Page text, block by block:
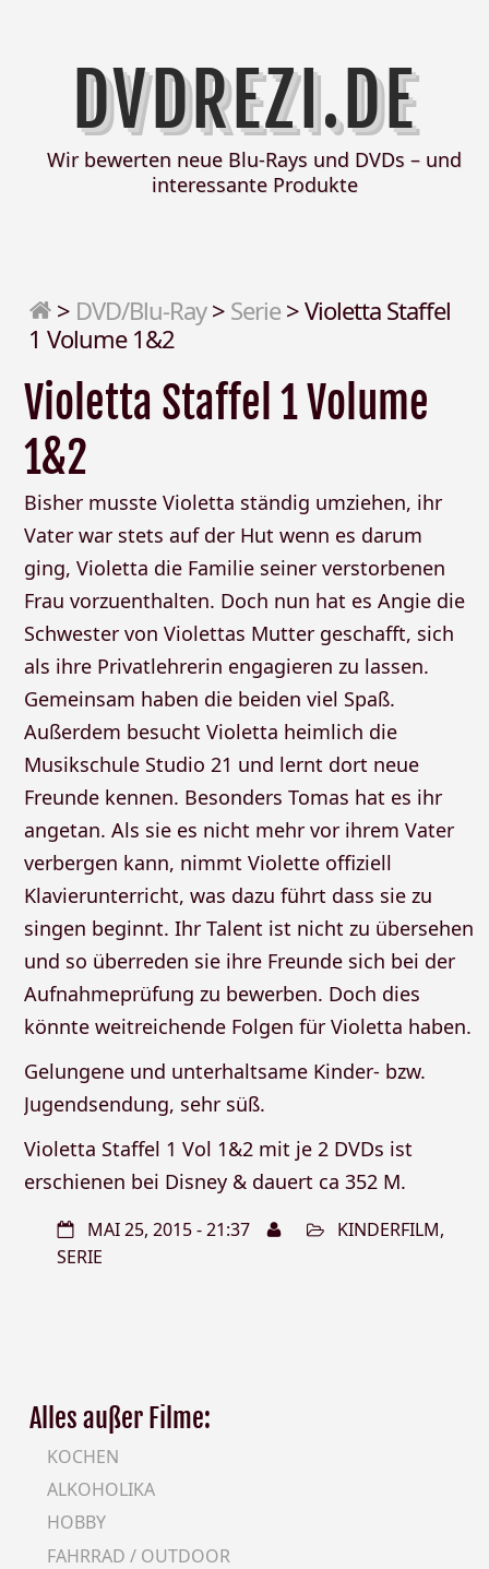
DVDREZI.DE
Wir bewerten neue Blu-Rays und DVDs – und
interessante Produkte
> DVD/Blu-Ray> Serie>Violetta Staffel
1 Volume 1&2
Violetta Staffel 1 Volume
1&2
Bisher musste Violetta ständig umziehen, ihr
Vater war stets auf der Hut wenn es darum
ging, Violetta die Familie seiner verstorbenen
Frau vorzuenthalten. Doch nun hat es Angie die
Schwester von Violettas Mutter geschafft, sich
als ihre Privatlehrerin engagieren zu lassen.
Gemeinsam haben die beiden viel Spaß.
Außerdem besucht Violetta heimlich die
Musikschule Studio 21 und lernt dort neue
Freunde kennen. Besonders Tomas hat es ihr
angetan. Als sie es nicht mehr vor ihrem Vater
verbergen kann, nimmt Violette offiziell
Klavierunterricht, was dazu führt dass sie zu
singen beginnt. Ihr Talent ist nicht zu übersehen
und so überreden sie ihre Freunde sich bei der
Aufnahmeprüfung zu bewerben. Doch dies
könnte weitreichende Folgen für Violetta haben.
Gelungene und unterhaltsame Kinder- bzw.
Jugendsendung, sehr süß.
Violetta Staffel 1 Vol 1&2 mit je 2 DVDs ist
erschienen bei Disney & dauert ca 352 M.
MAI 25, 2015 - 21:37 KINDERFILM,
SERIE
Alles außer Filme:
KOCHEN
ALKOHOLIKA
HOBBY
FAHRRAD / OUTDOOR